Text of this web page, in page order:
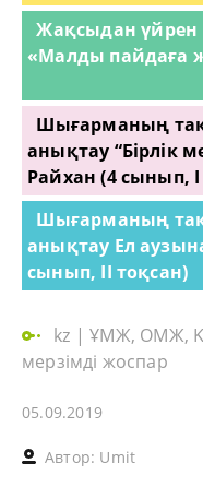
Жақсыдан
«Малды пайдаға
Шығарманың
анықтау
Райхан (4 сынып, I
Шығарманың
анықтау Ел
сынып, II тоқсан)
kz |ҰМЖ, ОМЖ,
мерзімді жоспар
05.09.2019
Автор: Umit